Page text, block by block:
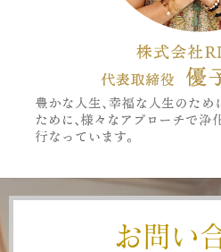
お問い